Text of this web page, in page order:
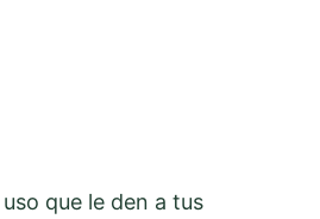
que le den a tus